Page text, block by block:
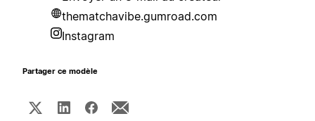
thematchavibe.gumroad.com
Instagram
Partager ce modèle